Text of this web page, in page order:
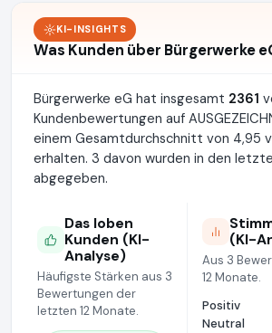
KI-INSIGHTS
Was Kunden über Bürgerwerke
Bürgerwerke eG hat insgesamt 2361
Kundenbewertungen auf
einem Gesamtdurchschnitt von 4,95
erhalten. 3 davon wurden in den
abgegeben.
Das loben
Kunden (KI-
Analyse)
Häufigste Stärken aus 3
Bewertungen der
letzten 12 Monate.
(KI-
Aus 3
12 Monate.
Positiv
Neutral